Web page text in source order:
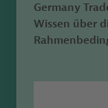
Germany
Wissen über